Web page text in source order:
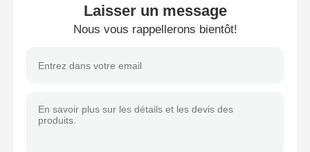
Aperçu
Produits
Laisser un message
Nous vous rappellerons bientôt!